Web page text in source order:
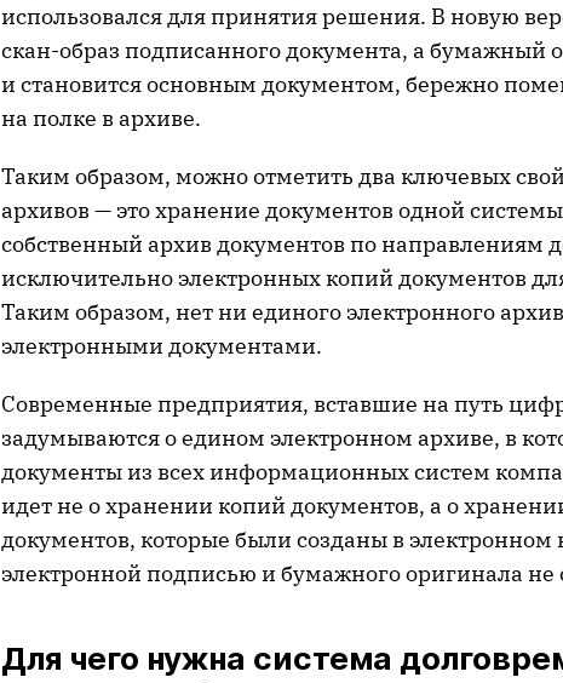
использовался для принятия решения. В новую
скан-образ подписанного документа, а бумажный
и становится основным документом, бережно
на полке в архиве.
Таким образом, можно отметить два ключевых
архивов — это хранение документов одной
собственный архив документов по направлениям
исключительно электронных копий документов
Таким образом, нет ни единого электронного
электронными документами.
Современные предприятия, вставшие на путь
задумываются о едином электронном архиве, в
документы из всех информационных систем
идет не о хранении копий документов, а о
документов, которые были созданы в
электронной подписью и бумажного оригинала не
Для чего нужна система